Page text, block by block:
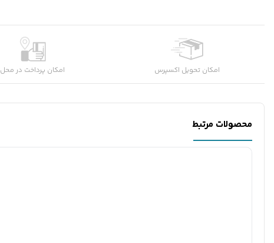
امکان تحویل اکسپرس امکان پرداخت در محل
محصولات مرتبط